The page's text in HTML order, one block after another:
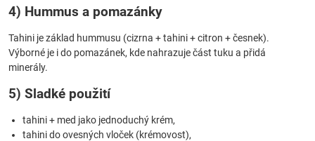
4) Hummus a pomazánky
Tahini je základ hummusu (cizrna + tahini + citron + česnek).
Výborné je i do pomazánek, kde nahrazuje část tuku a přidá
minerály.
5) Sladké použití
tahini + med jako jednoduchý krém,
tahini do ovesných vloček (krémovost),